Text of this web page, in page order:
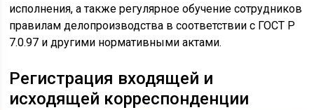
исполнения, а также регулярное обучение сотрудников
правилам делопроизводства в соответствии с ГОСТ Р
7.0.97 и другими нормативными актами.
Регистрация входящей и
исходящей корреспонденции